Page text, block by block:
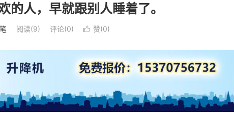
的人，早就跟别人睡着了。
阅读(9) 评论(0)  赞(0)